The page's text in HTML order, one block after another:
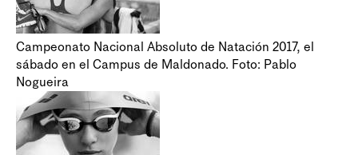
Campeonato Nacional Absoluto de Natación 2017, el
sábado en el Campus de Maldonado. Foto: Pablo
Nogueira